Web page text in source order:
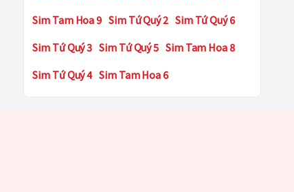
Sim Tam Hoa 9 Sim Tứ Quý 2 Sim Tứ Quý 6
Sim Tứ Quý 3 Sim Tứ Quý 5 Sim Tam Hoa 8
Sim Tứ Quý 4 Sim Tam Hoa 6